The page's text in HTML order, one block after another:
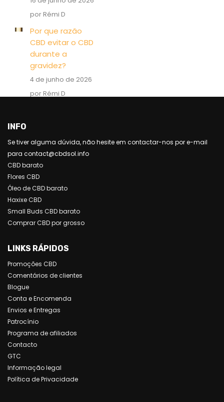
por Rémi D
Por que razão
CBD evitar o CBD
durante a
gravidez?
4 de junho de 2026
por Rémi D
INFO
Se tiver alguma dúvida, não hesite em contactar-nos por e-mail
para contact@cbdsol.info
CBD barato
Flores CBD
Óleo de CBD barato
Haxixe CBD
Small Buds CBD barato
Comprar CBD por grosso
LINKS RÁPIDOS
Promoções CBD
Comentários de clientes
Blogue
Conta e Encomenda
Envios e Entregas
Patrocínio
Programa de afiliados
Contacto
GTC
Informação legal
Política de Privacidade